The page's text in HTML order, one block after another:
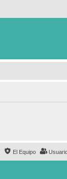
El Equipo